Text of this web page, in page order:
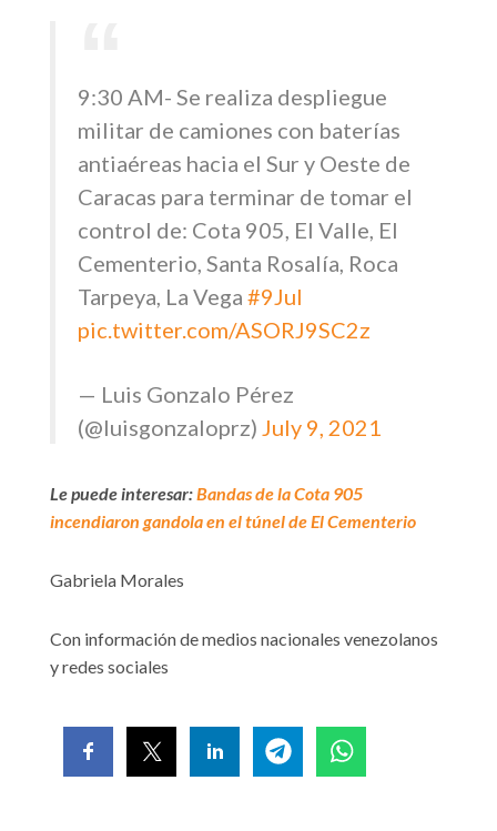
9:30 AM- Se realiza despliegue
militar de camiones con baterías
antiaéreas hacia el Sur y Oeste de
Caracas para terminar de tomar el
control de: Cota 905, El Valle, El
Cementerio, Santa Rosalía, Roca
Tarpeya, La Vega #9Jul
pic.twitter.com/ASORJ9SC2z
— Luis Gonzalo Pérez
(@luisgonzaloprz) July 9, 2021
Le puede interesar:Bandas de la Cota 905
incendiaron gandola en el túnel de El Cementerio
Gabriela Morales
Con información de medios nacionales venezolanos
y redes sociales